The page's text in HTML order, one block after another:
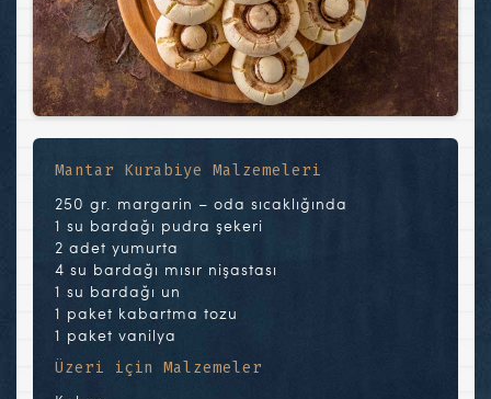
Mantar Kurabiye Malzemeleri
250 gr. margarin – oda sıcaklığında
1 su bardağı pudra şekeri
2 adet yumurta
4 su bardağı mısır nişastası
1 su bardağı un
1 paket kabartma tozu
1 paket vanilya
Üzeri için Malzemeler